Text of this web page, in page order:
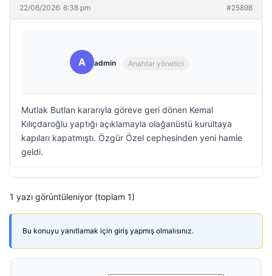
22/06/2026: 6:38 pm #25898
A admin Anahtar yönetici
Mutlak Butlan kararıyla göreve geri dönen Kemal
Kılıçdaroğlu yaptığı açıklamayla olağanüstü kurultaya
kapıları kapatmıştı. Özgür Özel cephesinden yeni hamle
geldi.
1 yazı görüntüleniyor (toplam 1)
Bu konuyu yanıtlamak için giriş yapmış olmalısınız.